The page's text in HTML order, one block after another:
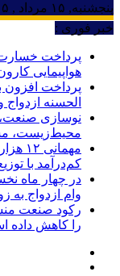
پنجشنبه, ۱۵ مرداد , ۱۴۰۵ برابر با - Thursday, 6 August , 2026
خبر فوری :
هواپیمایی
الحسنه
نوسازی صنعت،
محیط‌زیست،
کم‌درآمد با
وام ازدواج به
رکود صنعت
را کاهش داده